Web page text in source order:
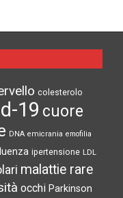
colesterolo
19 cuore
DNA emicrania emofilia
ipertensione LDL
malattie rare
occhi Parkinson